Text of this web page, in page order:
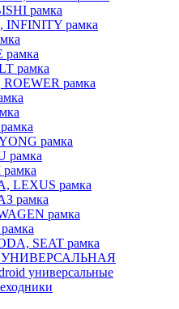
рамка
INFINITY рамка
рамка
рамка
рамка
рамка
рамка
LEXUS рамка
рамка
рамка
SEAT рамка
универсальные